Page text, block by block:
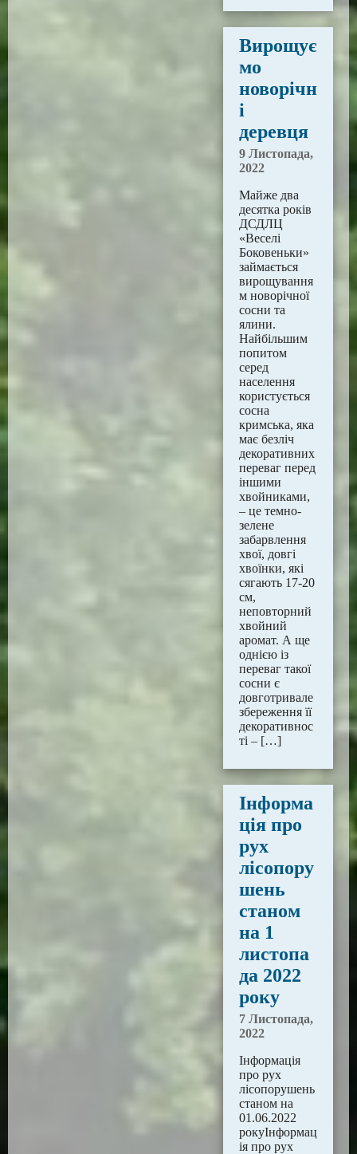
Вирощує
мо
новорічн
і
деревця
9 Листопада,
2022
Майже два
десятка років
ДСДЛЦ
«Веселі
Боковеньки»
займається
вирощування
м новорічної
сосни та
ялини.
Найбільшим
попитом
серед
населення
користується
сосна
кримська, яка
має безліч
декоративних
переваг перед
іншими
хвойниками,
– це темно-
зелене
забарвлення
хвої, довгі
хвоїнки, які
сягають 17-20
см,
неповторний
хвойний
аромат. А ще
однією із
переваг такої
сосни є
довготривале
збереження її
декоративнос
ті – […]
Інформа
ція про
рух
лісопору
шень
станом
на 1
листопа
да 2022
року
7 Листопада,
2022
Інформація
про рух
лісопорушень
станом на
01.06.2022
рокуІнформац
ія про рух